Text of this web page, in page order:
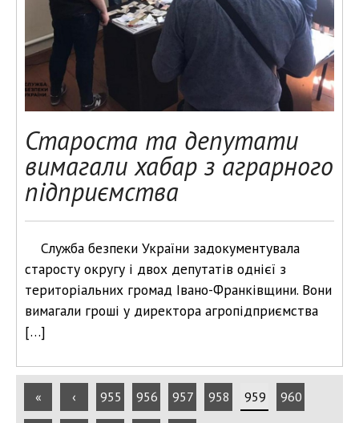
Староста та депутати
вимагали хабар з аграрного
підприємства
Служба безпеки України задокументувала
старосту округу і двох депутатів однієї з
територіальних громад Івано-Франківщини. Вони
вимагали гроші у директора агропідприємства
[…]
« ‹ 955 956 957 958 959 960